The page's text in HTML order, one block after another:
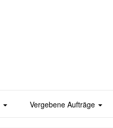
Vergebene Aufträge